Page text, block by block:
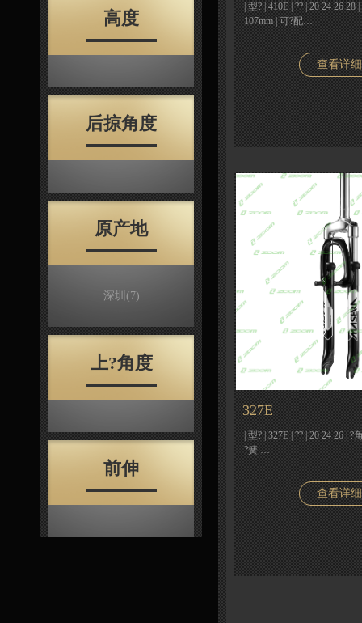
高度
后掠角度
原产地
深圳 (7)
上?角度
前伸
| 型? | 410E | ?? | 20 24 26
107mm | 可?配…
查看详细
327E
| 型? | 327E | ?? | 20 24 26 |
?簧 …
查看详细